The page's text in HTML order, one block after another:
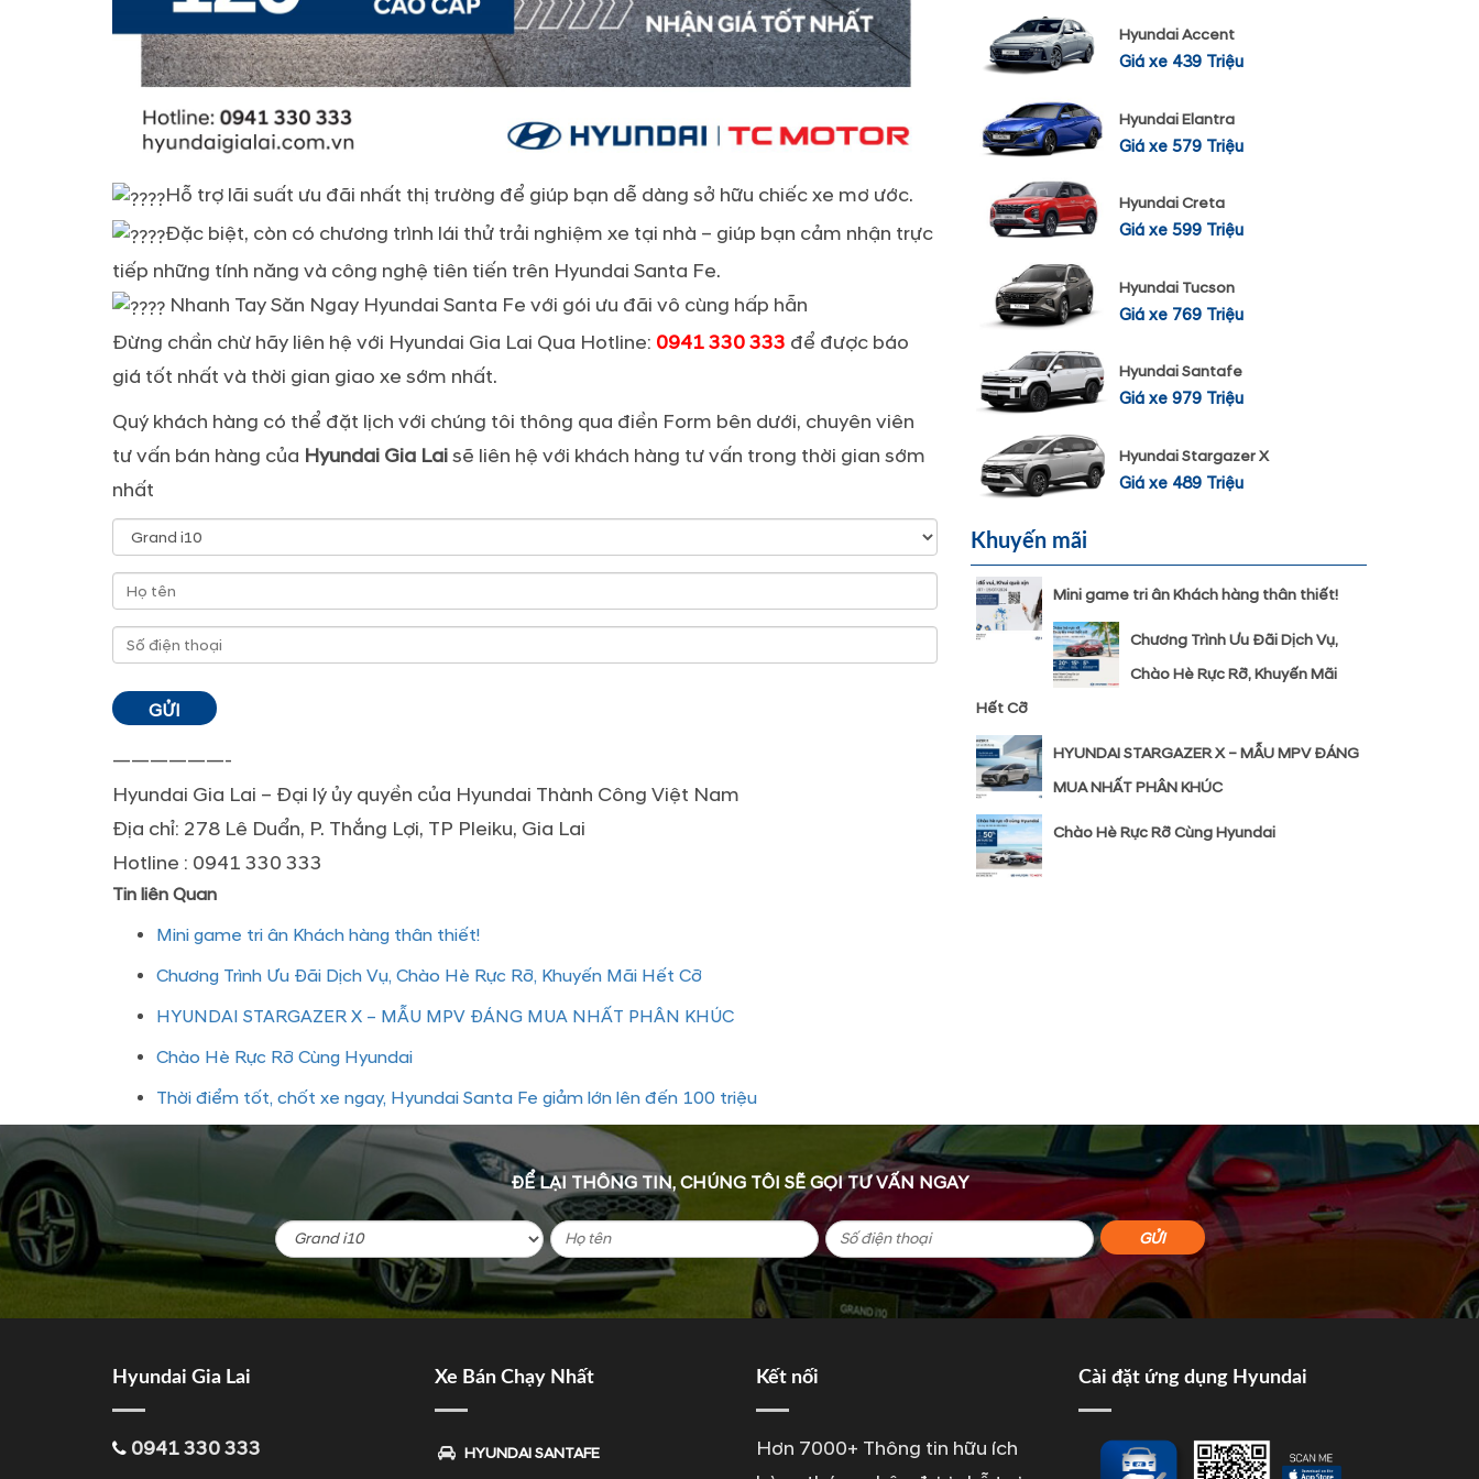
Hỗ trợ lãi suất ưu đãi nhất thị trường để giúp bạn dễ dàng sở hữu chiếc xe mơ ước.
Đặc biệt, còn có chương trình lái thử trải nghiệm xe tại nhà – giúp bạn cảm nhận trực
tiếp những tính năng và công nghệ tiên tiến trên Hyundai Santa Fe.
Nhanh Tay Săn Ngay Hyundai Santa Fe với gói ưu đãi vô cùng hấp hẫn
Đừng chần chừ hãy liên hệ với Hyundai Gia Lai Qua Hotline: 0941 330 333 để được báo
giá tốt nhất và thời gian giao xe sớm nhất.
Quý khách hàng có thể đặt lịch với chúng tôi thông qua điền Form bên dưới, chuyên viên
tư vấn bán hàng của Hyundai Gia Laisẽ liên hệ với khách hàng tư vấn trong thời gian sớm
nhất
——————-
Hyundai Gia Lai – Đại lý ủy quyền của Hyundai Thành Công Việt Nam
Địa chỉ: 278 Lê Duẩn, P. Thắng Lợi, TP Pleiku, Gia Lai
Hotline : 0941 330 333
Tin liên Quan
Mini game tri ân Khách hàng thân thiết!
Chương Trình Ưu Đãi Dịch Vụ, Chào Hè Rực Rỡ, Khuyến Mãi Hết Cỡ
HYUNDAI STARGAZER X – MẪU MPV ĐÁNG MUA NHẤT PHÂN KHÚC
Chào Hè Rực Rỡ Cùng Hyundai
Thời điểm tốt, chốt xe ngay, Hyundai Santa Fe giảm lớn lên đến 100 triệu
Hyundai Accent
Giá xe 439 Triệu
Hyundai Elantra
Giá xe 579 Triệu
Hyundai Creta
Giá xe 599 Triệu
Hyundai Tucson
Giá xe 769 Triệu
Hyundai Santafe
Giá xe 979 Triệu
Hyundai Stargazer X
Giá xe 489 Triệu
Khuyến mãi
Mini game tri ân Khách hàng thân thiết!
Chương Trình Ưu Đãi Dịch Vụ,
Chào Hè Rực Rỡ, Khuyến Mãi
Hết Cỡ
HYUNDAI STARGAZER X – MẪU MPV ĐÁNG
MUA NHẤT PHÂN KHÚC
Chào Hè Rực Rỡ Cùng Hyundai
ĐỂ LẠI THÔNG TIN, CHÚNG TÔI SẼ GỌI TƯ VẤN NGAY
Hyundai Gia Lai
0941 330 333
Xe Bán Chạy Nhất
HYUNDAI SANTAFE
Kết nối
Hơn 7000+ Thông tin hữu ích
Cài đặt ứng dụng Hyundai